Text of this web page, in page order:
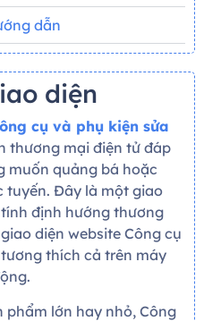
dẫn
diện
cụ và phụ kiện sửa
thương mại điện tử đáp
muốn quảng bá hoặc
tuyến. Đây là một giao
định hướng thương
diện website Công cụ
thích cả trên máy
phẩm lớn hay nhỏ, Công